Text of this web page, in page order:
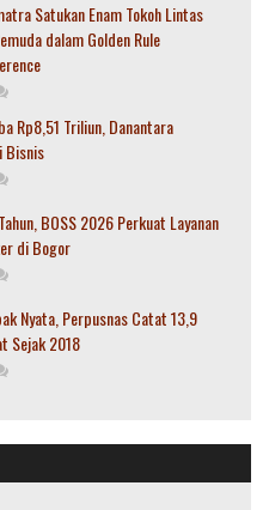
Satukan Enam Tokoh Lintas
dalam Golden Rule
Rp8,51 Triliun, Danantara
Bisnis
BOSS 2026 Perkuat Layanan
di Bogor
Nyata, Perpusnas Catat 13,9
Sejak 2018